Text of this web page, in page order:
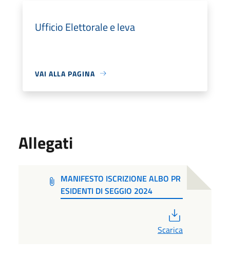
Ufficio Elettorale e leva
VAI ALLA PAGINA
Allegati
MANIFESTO ISCRIZIONE ALBO PR
ESIDENTI DI SEGGIO 2024
Scarica